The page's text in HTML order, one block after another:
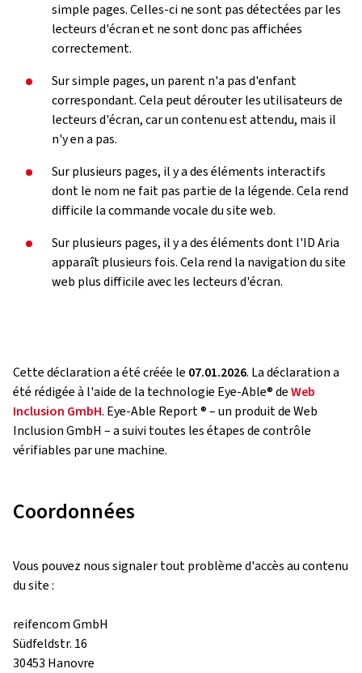
simple pages. Celles-ci ne sont pas détectées par les
lecteurs d'écran et ne sont donc pas affichées
correctement.
Sur simple pages, un parent n'a pas d'enfant
correspondant. Cela peut dérouter les utilisateurs de
lecteurs d'écran, car un contenu est attendu, mais il
n'y en a pas.
Sur plusieurs pages, il y a des éléments interactifs
dont le nom ne fait pas partie de la légende. Cela rend
difficile la commande vocale du site web.
Sur plusieurs pages, il y a des éléments dont l'ID Aria
apparaît plusieurs fois. Cela rend la navigation du site
web plus difficile avec les lecteurs d'écran.
Cette déclaration a été créée le 07.01.2026. La déclaration a
été rédigée à l'aide de la technologie Eye-Able® deWeb
Inclusion GmbH. Eye-Able Report ® – un produit de Web
Inclusion GmbH – a suivi toutes les étapes de contrôle
vérifiables par une machine.
Coordonnées
Vous pouvez nous signaler tout problème d'accès au contenu
du site :
reifencom GmbH
Südfeldstr. 16
30453 Hanovre